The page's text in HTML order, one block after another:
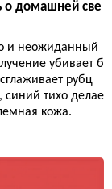
о домашней све
и неожиданный
убивает б
рубц
синий тихо делае
кожа.